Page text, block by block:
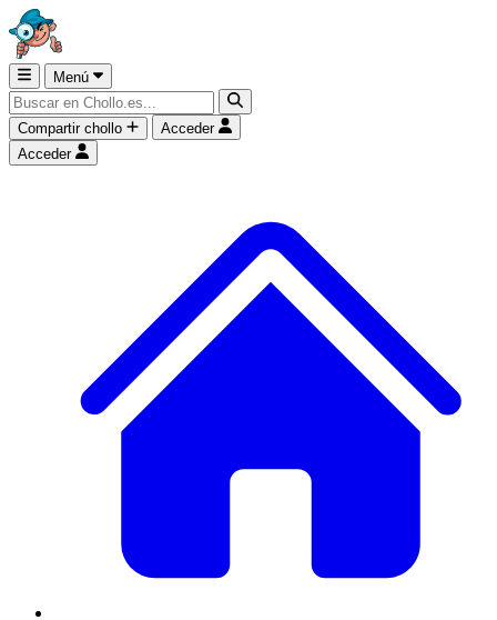
Menú
Compartir chollo
Acceder
Acceder